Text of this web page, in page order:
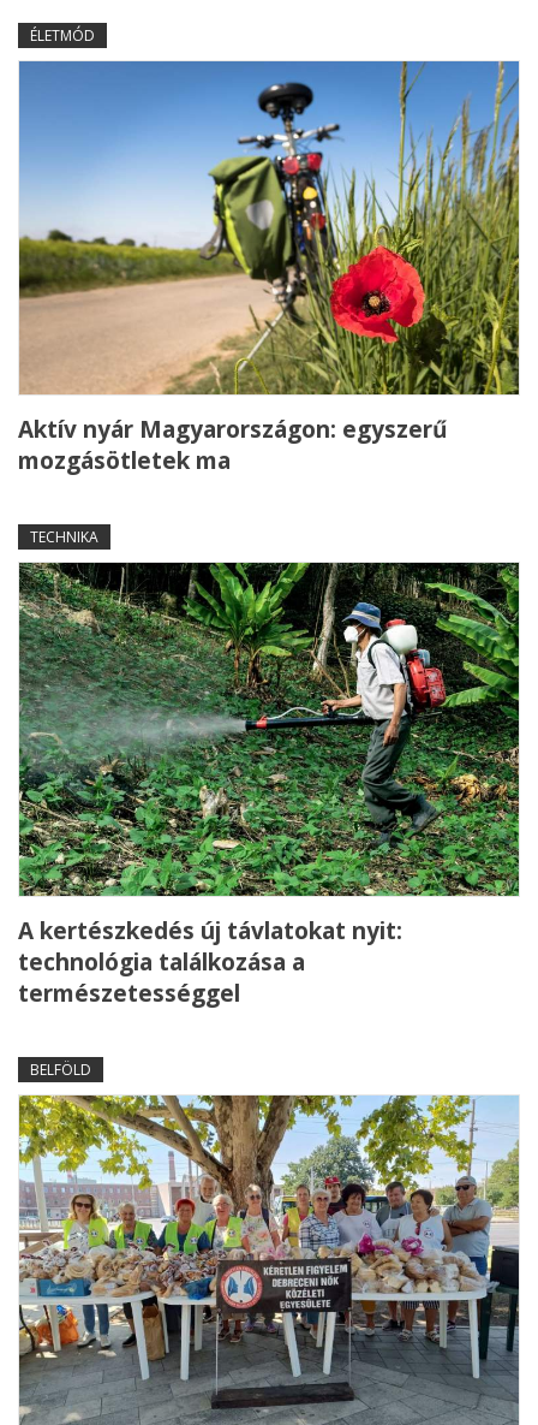
ÉLETMÓD
Aktív nyár Magyarországon: egyszerű
mozgásötletek ma
TECHNIKA
A kertészkedés új távlatokat nyit:
technológia találkozása a
természetességgel
BELFÖLD